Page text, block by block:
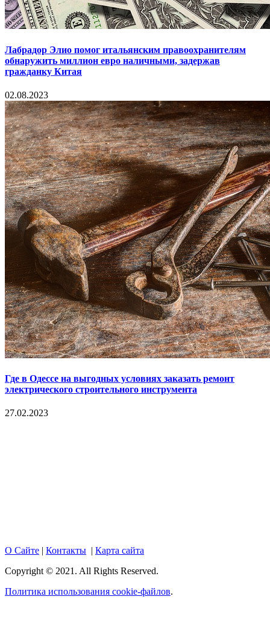
Лабрадор Элио помог итальянским правоохранителям
обнаружить миллион евро наличными, задержав
гражданку Китая
02.08.2023
Где в Одессе на выгодных условиях заказать ремонт
электрического строительного инструмента
27.02.2023
О Сайте | Контакты | Карта сайта
Copyright © 2021. All Rights Reserved.
Политика использования cookie-файлов.